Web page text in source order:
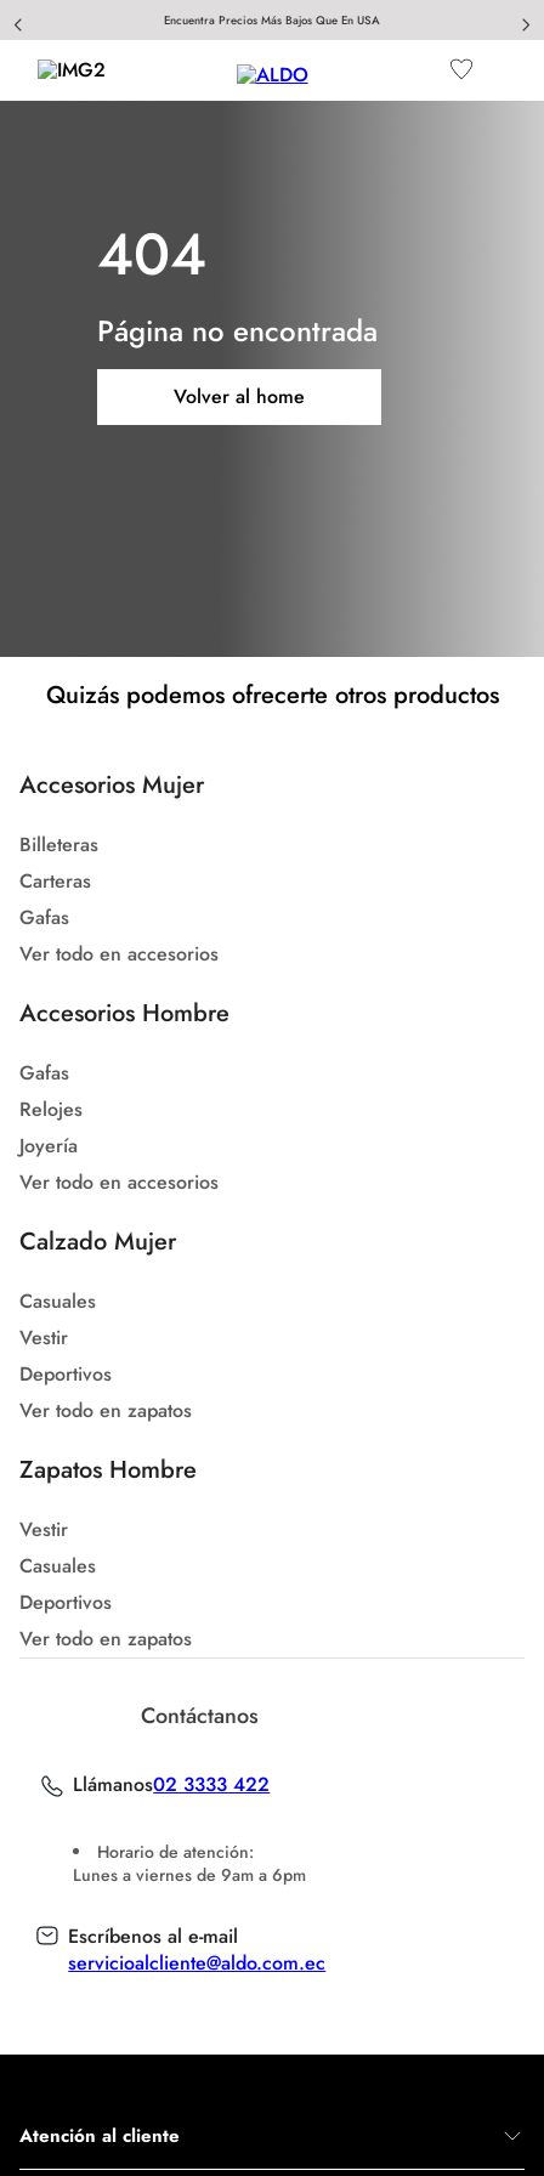
Encuentra Precios Más Bajos Que En USA
404
Página no encontrada
Volver al home
Quizás podemos ofrecerte otros productos
Accesorios Mujer
Billeteras
Carteras
Gafas
Ver todo en accesorios
Accesorios Hombre
Gafas
Relojes
Joyería
Ver todo en accesorios
Calzado Mujer
Casuales
Vestir
Deportivos
Ver todo en zapatos
Zapatos Hombre
Vestir
Casuales
Deportivos
Ver todo en zapatos
Contáctanos
Llámanos02 3333 422
Horario de atención:
Lunes a viernes de 9am a 6pm
Escríbenos al e-mail
servicioalcliente@aldo.com.ec
Atención al cliente